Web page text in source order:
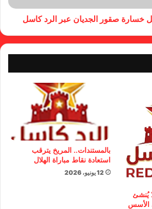
خسارة صقور الجديان عبر الرد كاسل
يُنشئ
الأسس
بالمستندات.. المريخ يترقب
استعادة نقاط مباراة الهلال
12 يونيو، 2026